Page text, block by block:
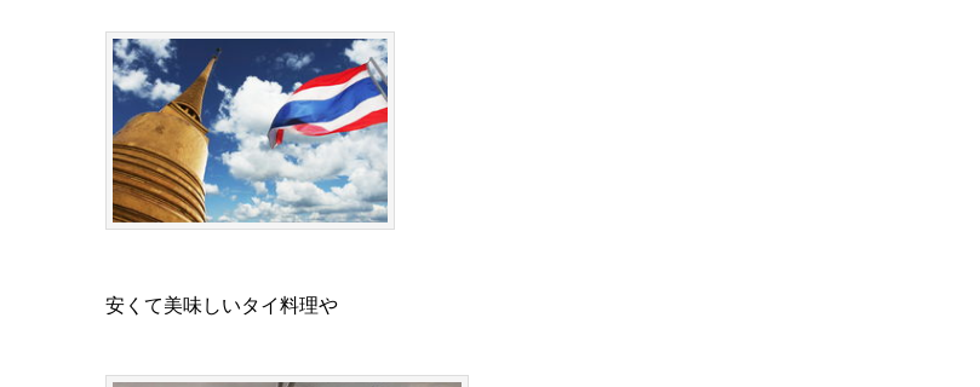
安くて美味しいタイ料理や